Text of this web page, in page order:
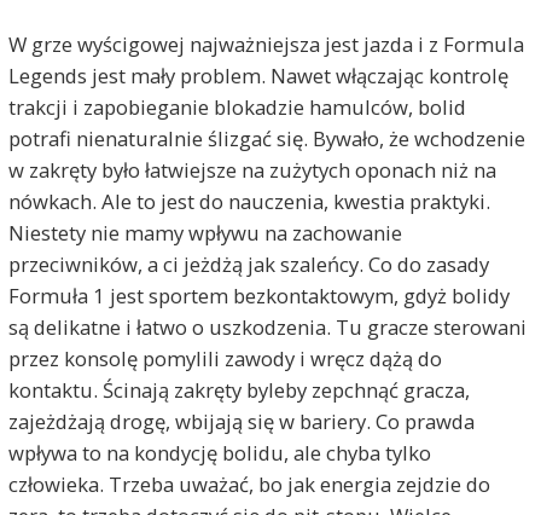
W grze wyścigowej najważniejsza jest jazda i z Formula
Legends jest mały problem. Nawet włączając kontrolę
trakcji i zapobieganie blokadzie hamulców, bolid
potrafi nienaturalnie ślizgać się. Bywało, że wchodzenie
w zakręty było łatwiejsze na zużytych oponach niż na
nówkach. Ale to jest do nauczenia, kwestia praktyki.
Niestety nie mamy wpływu na zachowanie
przeciwników, a ci jeżdżą jak szaleńcy. Co do zasady
Formuła 1 jest sportem bezkontaktowym, gdyż bolidy
są delikatne i łatwo o uszkodzenia. Tu gracze sterowani
przez konsolę pomylili zawody i wręcz dążą do
kontaktu. Ścinają zakręty byleby zepchnąć gracza,
zajeżdżają drogę, wbijają się w bariery. Co prawda
wpływa to na kondycję bolidu, ale chyba tylko
człowieka. Trzeba uważać, bo jak energia zejdzie do